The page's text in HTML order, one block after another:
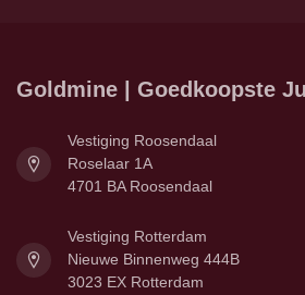
Goldmine | Goedkoopste
Vestiging Roosendaal
Roselaar 1A
4701 BA Roosendaal
Vestiging Rotterdam
Nieuwe Binnenweg 444B
3023 EX Rotterdam